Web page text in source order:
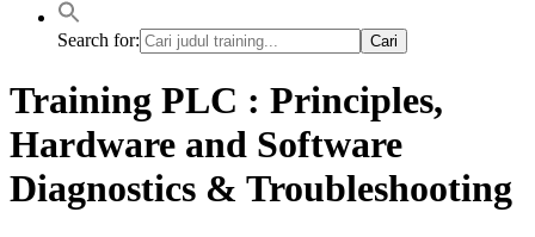
Search for:
Training PLC : Principles,
Hardware and Software
Diagnostics & Troubleshooting